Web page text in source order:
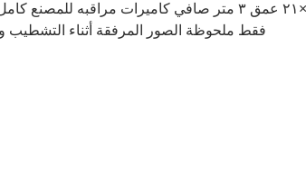
٢ غرفة كهرباء ٥×٧ خزان مياه ٥×٢١ عمق ٣ متر صافي كاميرات
فقط ملحوظة الصور المرفقة أثناء التشطيب